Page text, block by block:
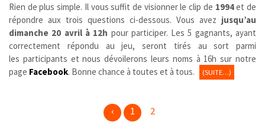
Rien de plus simple. Il vous suffit de visionner le clip de 1994et de
répondre aux trois questions ci-dessous. Vous avez jusqu’au
dimanche 20 avril à 12h pour participer. Les 5 gagnants, ayant
correctement répondu au jeu, seront tirés au sort parmi
les participants et nous dévoilerons leurs noms à 16h sur notre
page Facebook. Bonne chance à toutes et à tous. (SUITE…)
‹ 1 2